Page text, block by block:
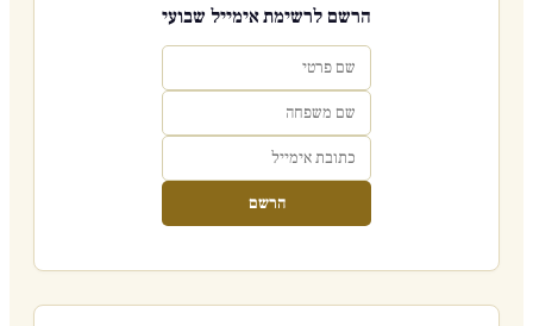
הרשם לרשימת אימייל שבועי
הרשם